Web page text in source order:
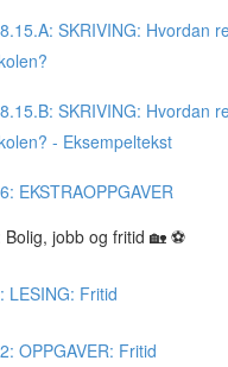
SKRIVING: Hvordan
SKRIVING: Hvordan
- Eksempeltekst
EKSTRAOPPGAVER
Bolig, jobb og fritid 🏡 ⚽️
LESING: Fritid
OPPGAVER: Fritid